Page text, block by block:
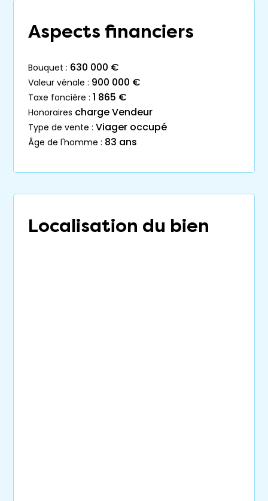
Aspects financiers
bouquet : 630 000 €
valeur vénale : 900 000 €
taxe foncière : 1 865 €
honoraires charge Vendeur
type de vente : Viager occupé
âge de l'homme : 83 ans
Localisation du bien